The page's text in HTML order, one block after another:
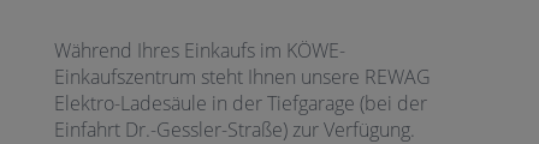
Während Ihres Einkaufs im KÖWE-
Einkaufszentrum steht Ihnen unsere REWAG
Elektro-Ladesäule in der Tiefgarage (bei der
Einfahrt Dr.-Gessler-Straße) zur Verfügung.